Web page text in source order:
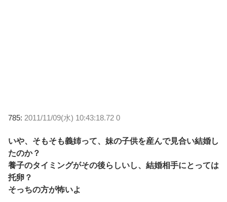
785: 2011/11/09(水) 10:43:18.72 0
いや、そもそも義姉って、妹の子供を産んで見合い結婚し
たのか？
養子のタイミングがその後らしいし、結婚相手にとっては
托卵？
そっちの方が怖いよ